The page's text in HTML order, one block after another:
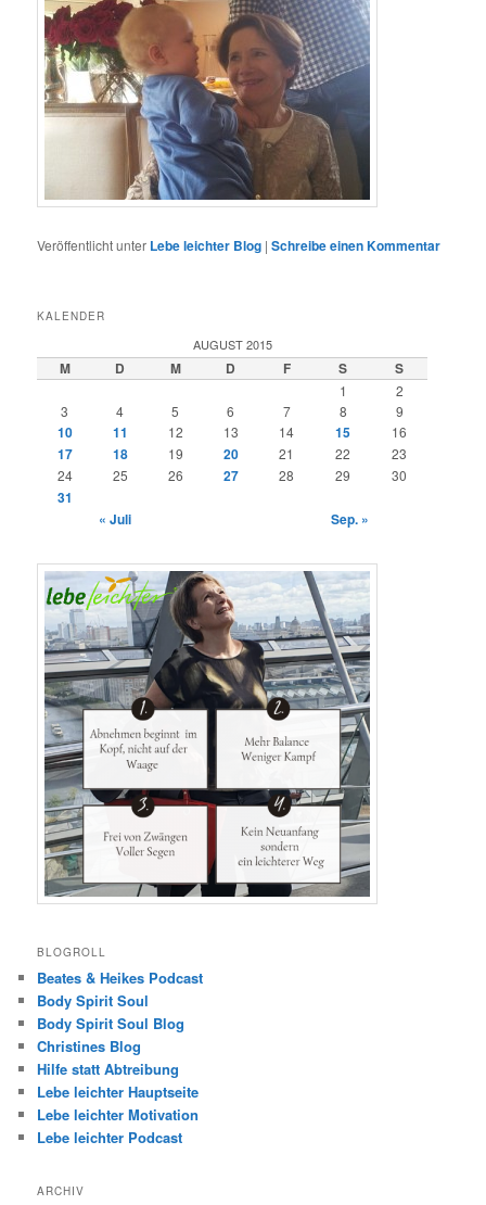
Veröffentlicht unter Lebe leichter Blog |Schreibe einen Kommentar
KALENDER
AUGUST 2015
M D M D F S S
1
2
3
4 5 6 7 8 9
10 11 12 13 14 15 16
17 18 19 20 21 22
23
24
25 26 27 28 29 30
31
« Juli
Sep. »
BLOGROLL
Beates & Heikes Podcast
Body Spirit Soul
Body Spirit Soul Blog
Christines Blog
Hilfe statt Abtreibung
Lebe leichter Hauptseite
Lebe leichter Motivation
Lebe leichter Podcast
ARCHIV